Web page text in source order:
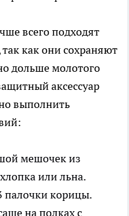
всего подходят
как они сохраняют
дольше молотого
аксессуар
выполнить
мешочек из
или льна.
палочки корицы.
на полках с